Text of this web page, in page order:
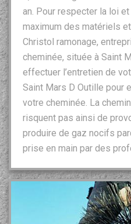
an. Pour respecter la loi
maximum des matériels
Christol ramonage,
cheminée, située à Saint
effectuer l’entretien de
Saint Mars D Outille pour
votre cheminée. La
risquent pas ainsi de
produire de gaz nocifs
prise en main par des